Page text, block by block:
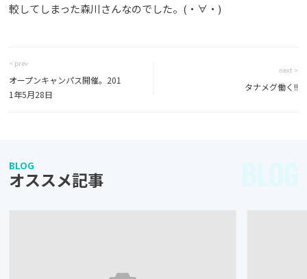
較してしまった森川さんなのでした。(・∀・)
< prev
オープンキャンパス開催。201
1年5月28日
next >
タナメグ働く!!
BLOG
オススメ記事